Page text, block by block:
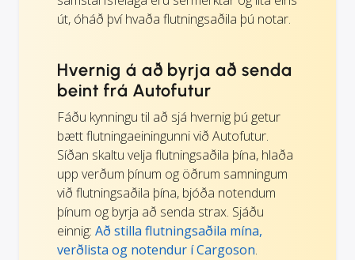
út, óháð því hvaða flutningsaðila þú notar.
Hvernig á að byrja að senda
beint frá Autofutur
Fáðu kynningu til að sjá hvernig þú getur
bætt flutningaeiningunni við Autofutur.
Síðan skaltu velja flutningsaðila þína, hlaða
upp verðum þínum og öðrum samningum
við flutningsaðila þína, bjóða notendum
þínum og byrja að senda strax. Sjáðu
einnig: Að stilla flutningsaðila mína,
verðlista og notendur í Cargoson.